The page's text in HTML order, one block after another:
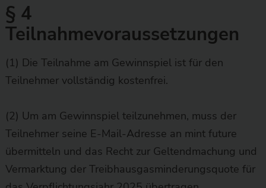
§ 4
Teilnahmevoraussetzungen
(1) Die Teilnahme am Gewinnspiel ist für den
Teilnehmer vollständig kostenfrei.
(2) Um am Gewinnspiel teilzunehmen, muss der
Teilnehmer seine E-Mail-Adresse an mint future
übermitteln und das Recht zur Geltendmachung und
Vermarktung der Treibhausgasminderungsquote für